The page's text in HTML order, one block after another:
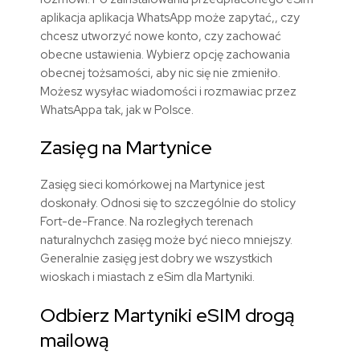
aplikacja aplikacja WhatsApp może zapytać,, czy
chcesz utworzyć nowe konto, czy zachować
obecne ustawienia. Wybierz opcję zachowania
obecnej tożsamości, aby nic się nie zmieniło.
Możesz wysyłac wiadomości i rozmawiac przez
WhatsAppa tak, jak w Polsce.
Zasięg na Martynice
Zasięg sieci komórkowej na Martynice jest
doskonały. Odnosi się to szczególnie do stolicy
Fort-de-France. Na rozległych terenach
naturalnychch zasięg może być nieco mniejszy.
Generalnie zasięg jest dobry we wszystkich
wioskach i miastach z eSim dla Martyniki.
Odbierz Martyniki eSIM drogą
mailową